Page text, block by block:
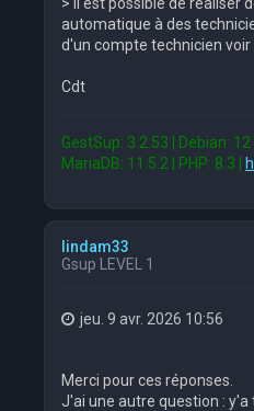
> Il est possible de réaliser
automatique à des
d'un compte technicien voir
Cdt
GestSup: 3.2.53 | Debian: 12
MariaDB: 11.5.2 | PHP: 8.3 |
lindam33
Gsup LEVEL 1
jeu. 9 avr. 2026 10:56
Merci pour ces réponses.
J'ai une autre question :